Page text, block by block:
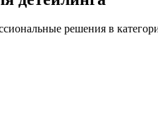
решения в